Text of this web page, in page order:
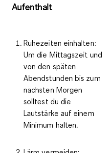
Aufenthalt
Ruhezeiten einhalten:
Um die Mittagszeit und
von den späten
Abendstunden bis zum
nächsten Morgen
solltest du die
Lautstärke auf einem
Minimum halten.